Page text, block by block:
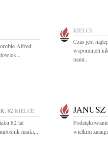
Alfred
KIELCE
Czas jest
wspomnień
nami...
82 KIELCE
82 lat
nauki,...
wielkim